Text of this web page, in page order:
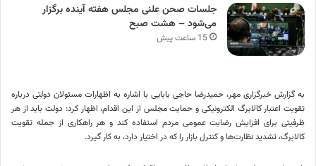
جلسات صحن علنی مجلس هفته آینده برگزار
می‌شود – هشت صبح
15 ساعت پیش
به گزارش خبرگزاری مهر، حمیدرضا حاجی بابایی با اشاره به اظهارات مسئولان دولتی درباره
تقویت اعتبار کالابرگ الکترونیکی و حمایت مجلس از این اقدام، اظهار کرد: دولت باید از هر
ظرفیتی برای افزایش رضایت عمومی مردم استفاده کند و هر راهکاری از جمله تقویت
کالابرگ، تشدید نظارت‌ها و کنترل بازار را که در اختیار دارد، به کار گیرد.